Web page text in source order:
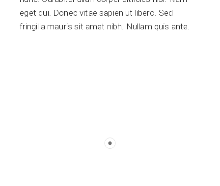
eget dui. Donec vitae sapien ut libero. Sed
fringilla mauris sit amet nibh. Nullam quis ante.